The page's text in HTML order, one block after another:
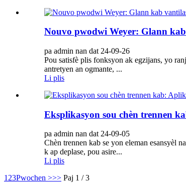
Nouvo pwodwi Weyer: Glann
pa admin nan dat 24-09-26
Pou satisfè plis fonksyon ak egzijans, yo
antretyen an ogmante, ...
Li plis
Eksplikasyon sou chèn trennen
pa admin nan dat 24-09-05
Chèn trennen kab se yon eleman esansyèl
k ap deplase, pou asire...
Li plis
123Pwochen >>> Paj 1 / 3